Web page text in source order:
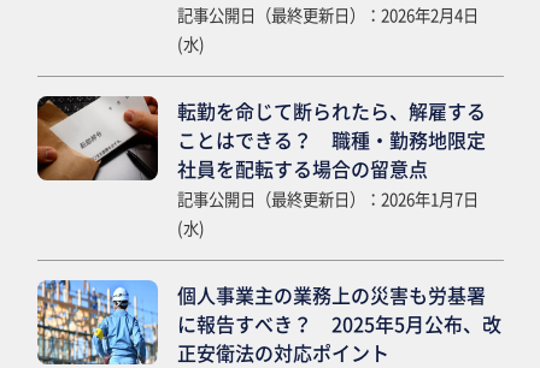
記事公開日（最終更新日）：2026年2月4日
(水)
転勤を命じて断られたら、解雇する
ことはできる？ 職種・勤務地限定
社員を配転する場合の留意点
記事公開日（最終更新日）：2026年1月7日
(水)
個人事業主の業務上の災害も労基署
に報告すべき？ 2025年5月公布、改
正安衛法の対応ポイント